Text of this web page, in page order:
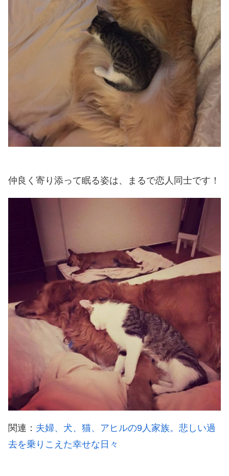
仲良く寄り添って眠る姿は、まるで恋人同士です！
関連： 夫婦、犬、猫、アヒルの9人家族。悲しい過
去を乗りこえた幸せな日々